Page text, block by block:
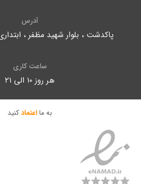
آدرس
پاکدشت ، بلوار شهید مظفر ،
ساعت کاری
هر روز ۱۰ الی ۲۱
به مااعتمادکنید